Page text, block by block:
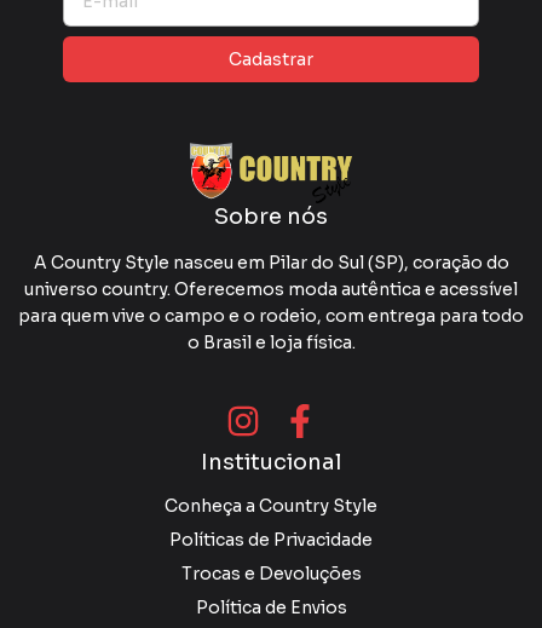
Sobre nós
A Country Style nasceu em Pilar do Sul (SP), coração do
universo country. Oferecemos moda autêntica e acessível
para quem vive o campo e o rodeio, com entrega para todo
o Brasil e loja física.
Institucional
Conheça a Country Style
Políticas de Privacidade
Trocas e Devoluções
Política de Envios